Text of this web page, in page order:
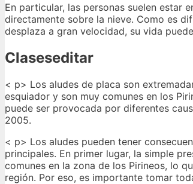
En particular, las personas suelen estar
directamente sobre la nieve. Como es
desplaza a gran velocidad, su vida
Claseseditar
< p> Los aludes de placa son
esquiador y son muy comunes en los
puede ser provocada por diferentes
2005.
< p> Los aludes pueden tener
principales. En primer lugar, la simple
comunes en la zona de los Pirineos, lo
región. Por eso, es importante tomar